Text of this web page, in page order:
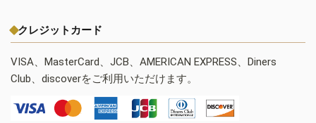
クレジットカード
VISA、MasterCard、JCB、AMERICAN EXPRESS、Diners
Club、discoverをご利用いただけます。